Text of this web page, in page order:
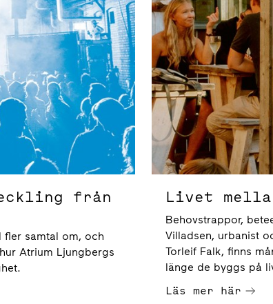
från
fler samtal om, och
Atrium Ljungbergs
Livet
Behovstrappor,
Villadsen, urbanist
Torleif Falk, finns
länge de byggs på
Läs mer här